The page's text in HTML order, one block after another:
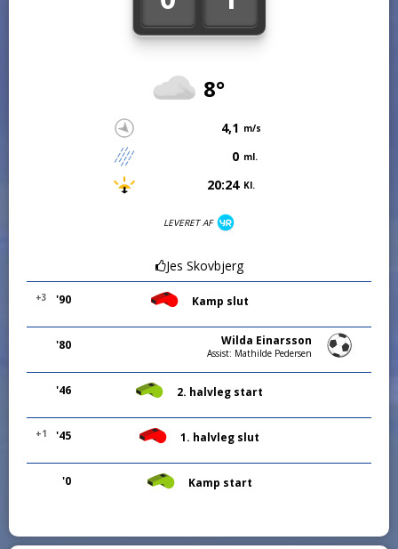
8°
4,1 m/s
0 ml.
20:24 Kl.
LEVERET AF
Jes Skovbjerg
'90
+3 Kamp slut
'80 Wilda Einarsson
Assist: Mathilde Pedersen
'46 2. halvleg start
'45
+1 1. halvleg slut
'0 Kamp start